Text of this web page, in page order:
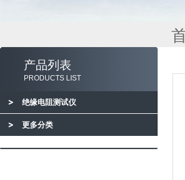
产品列表
PRODUCTS LIST
绝缘电阻测试仪
更多分类